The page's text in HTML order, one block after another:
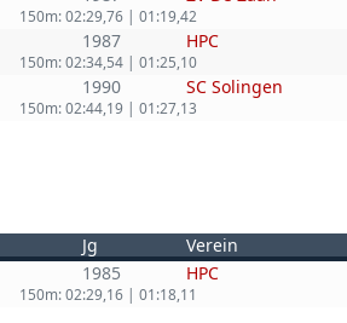
150m: 02:29,76 | 01:19,42
1987 HPC
150m: 02:34,54 | 01:25,10
1990 SC Solingen
150m: 02:44,19 | 01:27,13
Jg Verein
1985 HPC
150m: 02:29,16 | 01:18,11